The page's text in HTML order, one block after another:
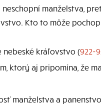
neschopní manželstva,
Kto to môže
nebeské kráľovstvo (922-
ktorý aj pripomína, že
manželstva a